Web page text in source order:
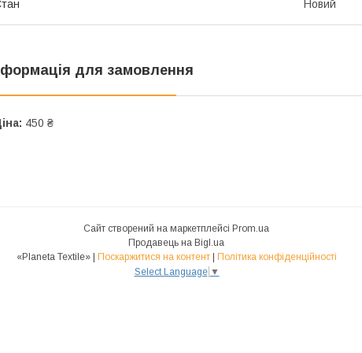
Новий
для замовлення
450 ₴
Сайт створений на маркетплейсі Prom.ua
Продавець на Bigl.ua
Поскаржитися на контент
Політика конфіденційності
Select Language ▼